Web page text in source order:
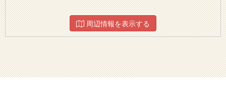
周辺情報を表示する